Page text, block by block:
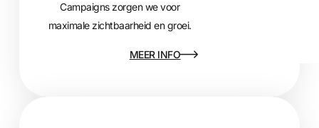
Campaigns zorgen we voor
maximale zichtbaarheid en groei.
MEER INFO